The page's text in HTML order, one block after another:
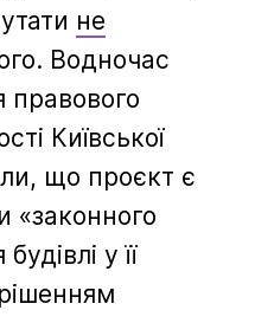
не
Водночас
правового
Київської
що проєкт є
«законного
у її